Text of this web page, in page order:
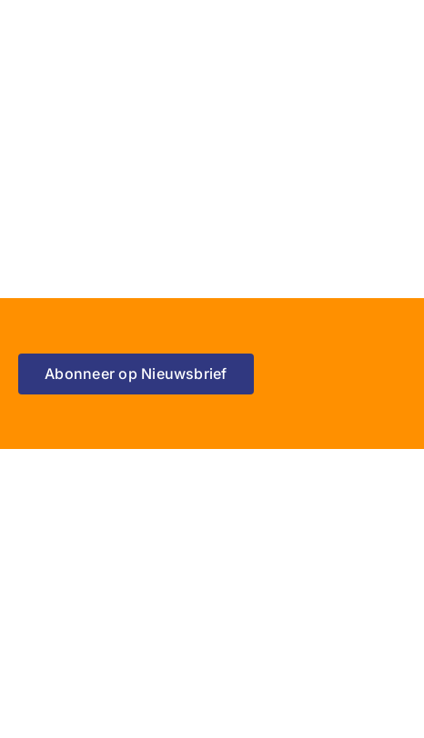
Abonneer op Nieuwsbrief